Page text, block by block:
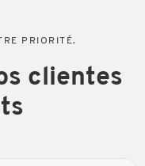
PRIORITÉ.
clientes